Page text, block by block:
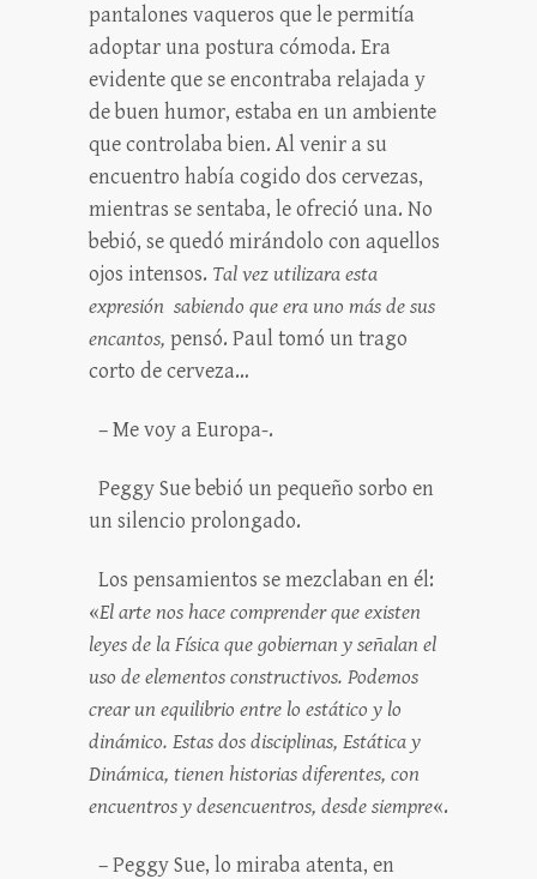
pantalones vaqueros que le permitía
adoptar una postura cómoda. Era
evidente que se encontraba relajada y
de buen humor, estaba en un ambiente
que controlaba bien. Al venir a su
encuentro había cogido dos cervezas,
mientras se sentaba, le ofreció una. No
bebió, se quedó mirándolo con aquellos
ojos intensos. Tal vez utilizara esta
expresión sabiendo que era uno más de sus
encantos, pensó. Paul tomó un trago
corto de cerveza…
– Me voy a Europa-.
Peggy Sue bebió un pequeño sorbo en
un silencio prolongado.
Los pensamientos se mezclaban en él:
«El arte nos hace comprender que existen
leyes de la Física que gobiernan y señalan el
uso de elementos constructivos. Podemos
crear un equilibrio entre lo estático y lo
dinámico. Estas dos disciplinas, Estática y
Dinámica, tienen historias diferentes, con
encuentros y desencuentros, desdesiempre«.
– Peggy Sue, lo miraba atenta, en